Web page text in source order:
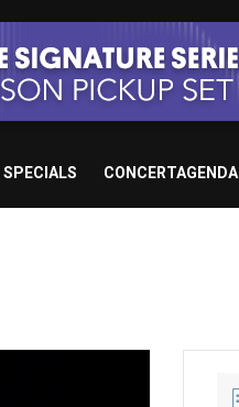
SPECIALS CONCERTAGENDA